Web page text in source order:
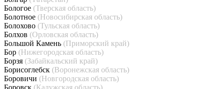
Бологое (Тверская область)
Болотное (Новосибирская область)
Болохово (Тульская область)
Болхов (Орловская область)
Большой Камень (Приморский край)
Бор (Нижегородская область)
Борзя (Забайкальский край)
Борисоглебск (Воронежская область)
Боровичи (Новгородская область)